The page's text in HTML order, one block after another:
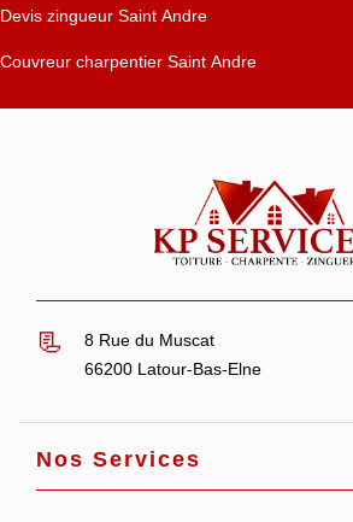
Devis zingueur Saint Andre
Couvreur charpentier Saint Andre
8 Rue du Muscat
66200 Latour-Bas-Elne
Nos Services